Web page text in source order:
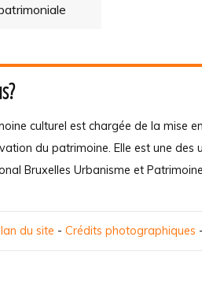
culturel est chargée de la mise
du patrimoine. Elle est une des
Bruxelles Urbanisme et Patrimoine
du site - Crédits photographiques -